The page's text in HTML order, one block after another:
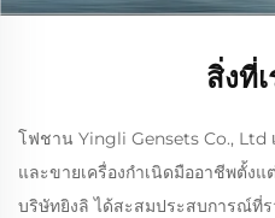
สิ่งที่
โฟชาน Yingli Gensets Co., Ltd
และขายเครื่องกําเนิดมืออาชีพตั้งแ
บริษัทยิงลิ ได้สะสมประสบการณ์ที่ร